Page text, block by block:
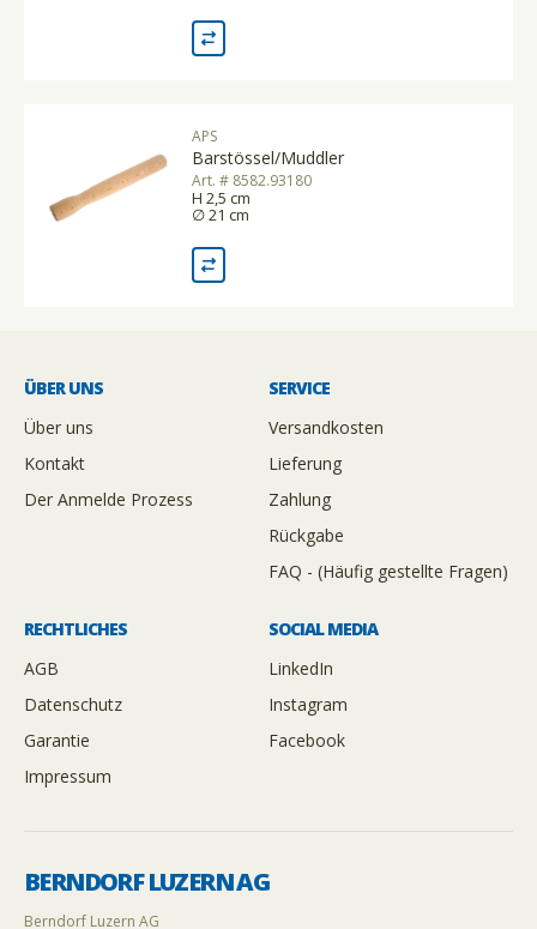
APS
Barstössel/Muddler
Art. # 8582.93180
H 2,5 cm
∅ 21 cm
ÜBER UNS
Über uns
Kontakt
Der Anmelde Prozess
SERVICE
Versandkosten
Lieferung
Zahlung
Rückgabe
FAQ - (Häufig gestellte Fragen)
RECHTLICHES
AGB
Datenschutz
Garantie
Impressum
SOCIAL MEDIA
LinkedIn
Instagram
Facebook
BERNDORF LUZERN AG
Berndorf Luzern AG